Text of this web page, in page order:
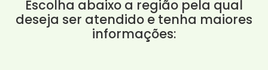
Escolha abaixo a região pela qual
deseja ser atendido e tenha maiores
informações: